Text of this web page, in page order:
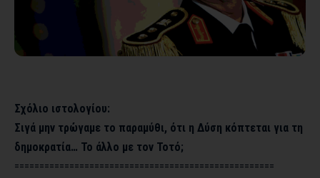
Σχόλιο ιστολογίου:
Σιγά μην τρώγαμε το παραμύθι, ότι η Δύση κόπτεται για τη
δημοκρατία… Το άλλο με τον Τοτό;
====================================================